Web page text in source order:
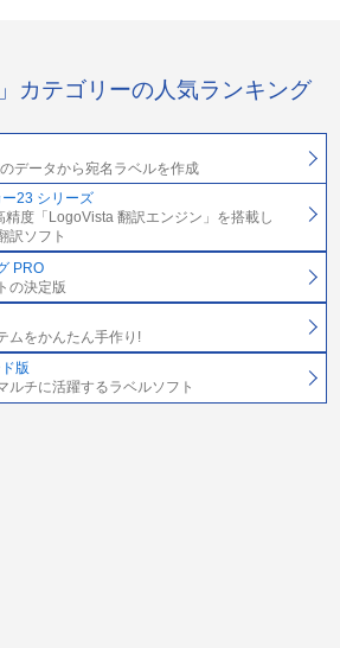
カテゴリーの人気ランキング
データから宛名ラベルを作成
23 シリーズ
度「LogoVista 翻訳エンジン」を搭載し
訳ソフト
PRO
の決定版
ムをかんたん手作り!
版
ルチに活躍するラベルソフト